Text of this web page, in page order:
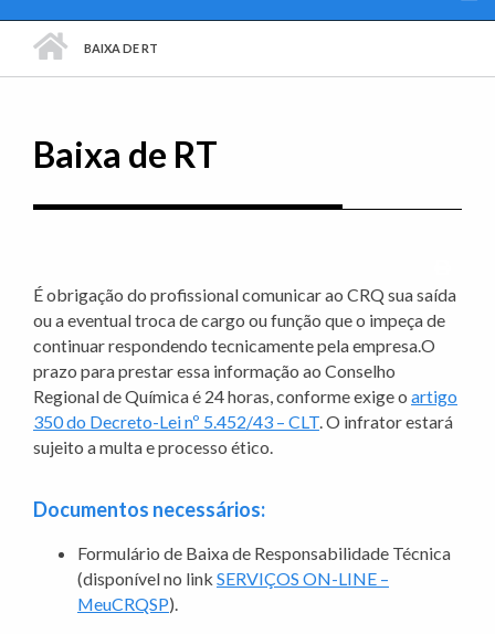
BAIXA DE RT
Baixa de RT
É obrigação do profissional comunicar ao CRQ sua saída
ou a eventual troca de cargo ou função que o impeça de
continuar respondendo tecnicamente pela empresa.O
prazo para prestar essa informação ao Conselho
Regional de Química é 24 horas, conforme exige o artigo
350 do Decreto-Lei nº 5.452/43 – CLT. O infrator estará
sujeito a multa e processo ético.
Documentos necessários:
Formulário de Baixa de Responsabilidade Técnica
(disponível no link SERVIÇOS ON-LINE –
MeuCRQSP).